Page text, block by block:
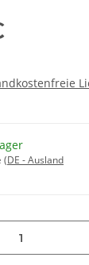
(DE - Ausland